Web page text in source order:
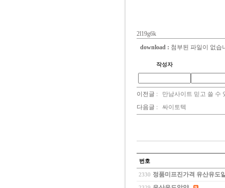
2l19g6k
download : 첨부된 파일이 없습
작성자
이전글 : 만남사이트 믿고 쓸 수
다음글 : 싸이토텍
번호
2330 정품미프진가격 유산유도